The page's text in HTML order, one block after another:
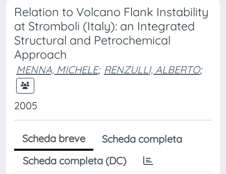
Relation to Volcano Flank Instability
at Stromboli (Italy): an Integrated
Structural and Petrochemical
Approach
MENNA, MICHELE; RENZULLI, ALBERTO;
2005
Scheda breve
Scheda completa
Scheda completa (DC)